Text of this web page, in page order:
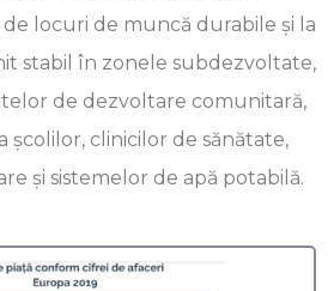
locuri de muncă durabile și la
stabil în zonele subdezvoltate,
de dezvoltare comunitară,
clinicilor de sănătate,
și sistemelor de apă potabilă.